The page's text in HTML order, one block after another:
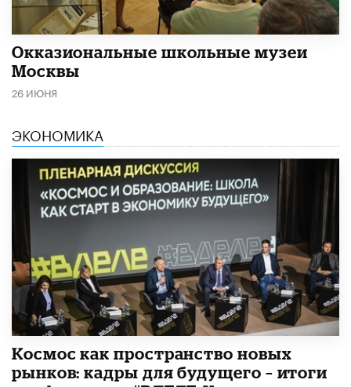
​Окказиональные школьные музеи
Москвы
26 ИЮНЯ
ЭКОНОМИКА
Космос как пространство новых
рынков: кадры для будущего – итоги